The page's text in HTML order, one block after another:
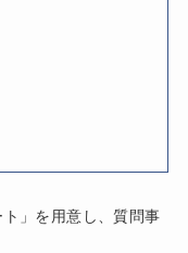
」を用意し、質問事